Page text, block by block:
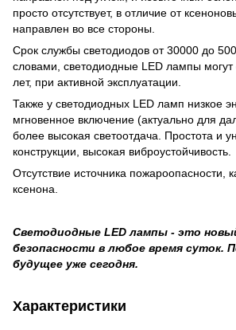
просто отсутствует, в отличие от
направлен во все стороны.
Срок службы светодиодов от 30000 до
словами, светодиодные LED лампы могут
лет, при активной эксплуатации.
Также у светодиодных LED ламп низкое
мгновенное включение (актуально для
более высокая светоотдача. Простота и
конструкции, высокая виброустойчивость.
Отсутствие источника пожароопасности,
ксенона.
Светодиодные LED лампы - это
безопасности в любое время суток.
будущее уже сегодня.
Характеристики